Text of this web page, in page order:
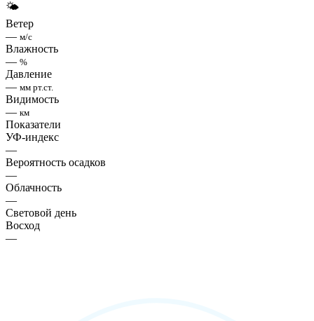
🌤
Ветер
— м/с
Влажность
— %
Давление
— мм рт.ст.
Видимость
— км
Показатели
УФ-индекс
—
Вероятность осадков
—
Облачность
—
Световой день
Восход
—